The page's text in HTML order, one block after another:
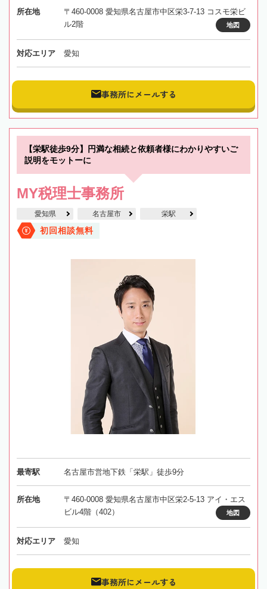
所在地
〒460-0008 愛知県名古屋市中区栄3-7-13 コスモ栄ビ
ル2階
地図
対応エリア 愛知
事務所にメールする
【栄駅徒歩9分】円満な相続と依頼者様にわかりやすいご
説明をモットーに
MY税理士事務所
愛知県 名古屋市 栄駅
初回相談無料
最寄駅 名古屋市営地下鉄「栄駅」徒歩9分
所在地
〒460-0008 愛知県名古屋市中区栄2-5-13 アイ・エス
ビル4階（402）
地図
対応エリア 愛知
事務所にメールする